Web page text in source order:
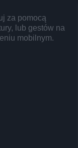
za pomocą
lub gestów na
mobilnym.